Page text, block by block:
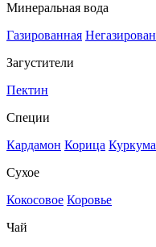
Минеральная вода
Газированная
Загустители
Пектин
Специи
Кардамон Корица Куркума
Сухое
Кокосовое Коровье
Чай